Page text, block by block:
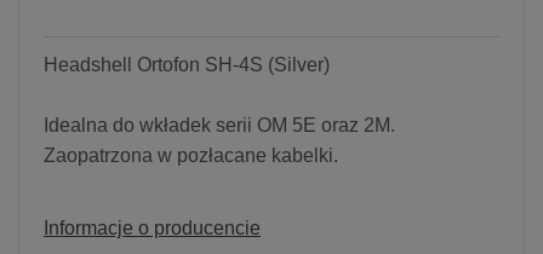
Headshell Ortofon SH-4S (Silver)
Idealna do wkładek serii OM 5E oraz 2M.
Zaopatrzona w pozłacane kabelki.
Informacje o producencie